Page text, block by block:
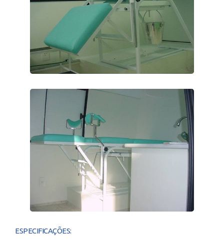
ESPECIFICAÇÕES: